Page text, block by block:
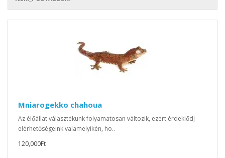
Mniarogekko chahoua
Az élőállat választékunk folyamatosan változik, ezért érdeklődj
elérhetőségeink valamelyikén, ho..
120,000Ft